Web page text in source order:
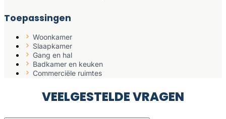
Toepassingen
Woonkamer
Slaapkamer
Gang en hal
Badkamer en keuken
Commerciële ruimtes
VEELGESTELDE VRAGEN